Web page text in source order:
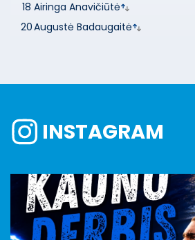
18 Airinga Anavičiūtė
20Augustė Badaugaitė
INSTAGRAM